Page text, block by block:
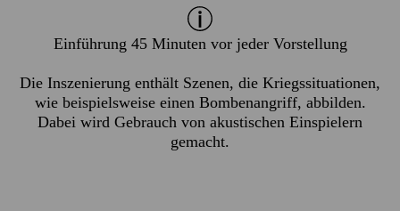
Einführung 45 Minuten vor jeder Vorstellung
Die Inszenierung enthält Szenen, die Kriegssituationen,
wie beispielsweise einen Bombenangriff, abbilden.
Dabei wird Gebrauch von akustischen Einspielern
gemacht.